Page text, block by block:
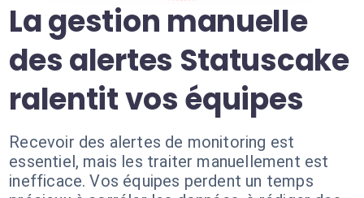
La gestion manuelle
des alertes Statuscake
ralentit vos équipes
Recevoir des alertes de monitoring est
essentiel, mais les traiter manuellement est
inefficace. Vos équipes perdent un temps